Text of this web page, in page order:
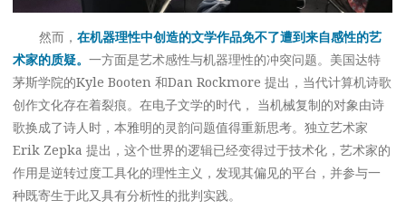
然而，在机器理性中创造的文学作品免不了遭到来自感性的艺
术家的质疑。一方面是艺术感性与机器理性的冲突问题。美国达特
茅斯学院的Kyle Booten 和Dan Rockmore 提出，当代计算机诗歌
创作文化存在着裂痕。在电子文学的时代， 当机械复制的对象由诗
歌换成了诗人时，本雅明的灵韵问题值得重新思考。独立艺术家
Erik Zepka 提出，这个世界的逻辑已经变得过于技术化，艺术家的
作用是逆转过度工具化的理性主义，发现其偏见的平台，并参与一
种既寄生于此又具有分析性的批判实践。